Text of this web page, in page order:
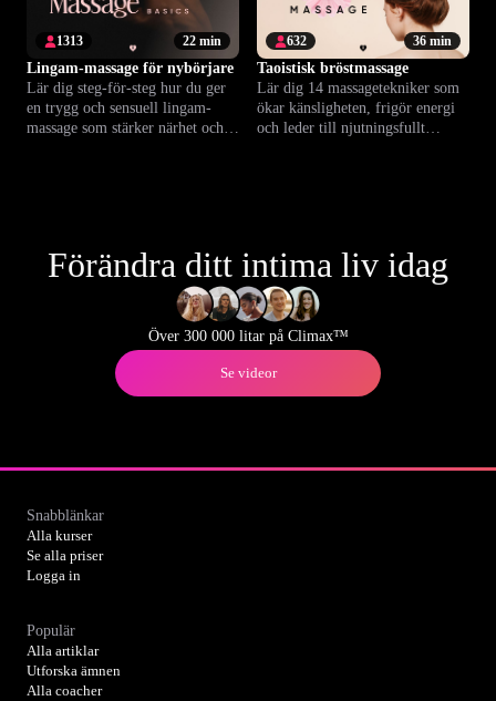
22 min
1313
Lingam-massage för nybörjare
Lär dig steg-för-steg hur du ger
en trygg och sensuell lingam-
massage som stärker närhet och
36 min
632
Taoistisk bröstmassage
Lär dig 14 massagetekniker som
ökar känsligheten, frigör energi
och leder till njutningsfullt
Förändra ditt intima liv idag
Över 300 000 litar på Climax™
Se videor
Snabblänkar
Alla kurser
Se alla priser
Logga in
Populär
Alla artiklar
Utforska ämnen
Alla coacher